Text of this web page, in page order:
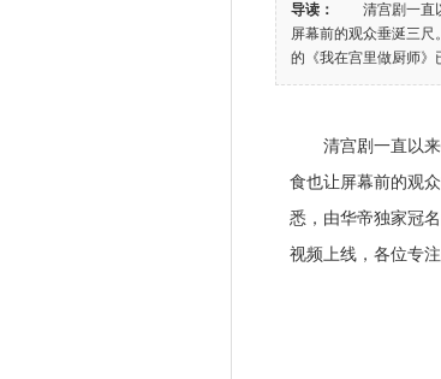
导读：
清宫剧一直以
屏幕前的观众垂涎三
的《我在宫里做厨师》
清宫剧一直以来
食也让屏幕前的观
悉，由华帝独家冠
视频上线，各位专